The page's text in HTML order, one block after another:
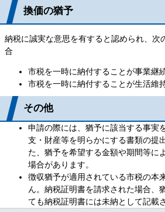
換価の猶予
納税に誠実な意思を有すると認められ、次
合
市税を一時に納付することが事業継
市税を一時に納付することが生活維
その他
申請の際には、猶予に該当する事実
支・財産等を明らかにする書類の提
た、猶予を希望する金額や期間等に
場合があります。
徴収猶予が適用されている市税の本
ん。納税証明書を請求された場合、
ても納税証明書には未納として記載